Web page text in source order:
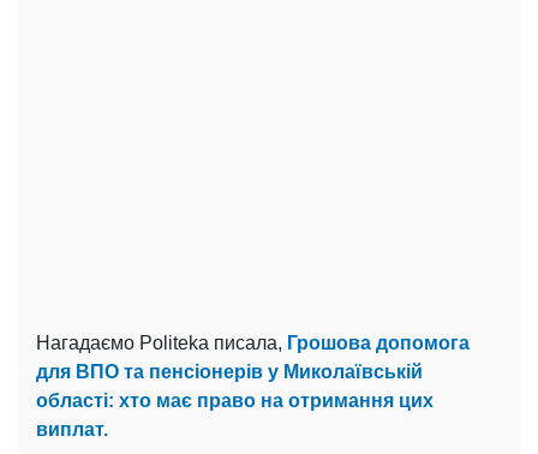
Нагадаємо Politeka писала, Грошова допомога
для ВПО та пенсіонерів у Миколаївській
області: хто має право на отримання цих
виплат.